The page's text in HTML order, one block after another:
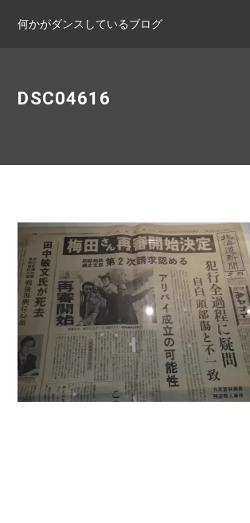
何かがダンスしているブログ
DSC04616